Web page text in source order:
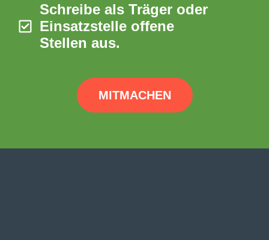
Schreibe als Träger oder
Einsatzstelle offene
Stellen aus.
MITMACHEN